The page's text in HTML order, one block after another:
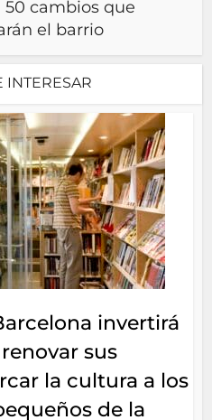
50 cambios que
el barrio
INTERESAR
invertirá
sus
la cultura a los
de la